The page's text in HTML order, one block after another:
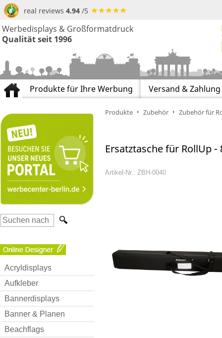
real reviews 4.94 /5
Werbedisplays & Großformatdruck
Qualität seit 1996
Produkte für Ihre Werbung Versand & Zahlung
Acryldisplays
Aufkleber
Bannerdisplays
Banner & Planen
Beachflags
Produkte Zubehör Zubehör für
Ersatztasche für RollUp
Artikel-Nr.: ZBH-0040